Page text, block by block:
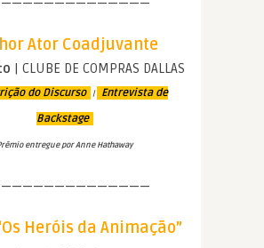
Ator Coadjuvante
| CLUBE DE COMPRAS DALLAS
do Discurso |
Entrevista de
Backstage
entregue por Anne Hathaway
Heróis da Animação”